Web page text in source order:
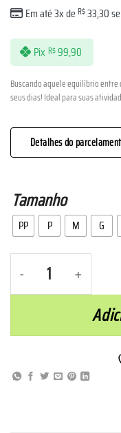
Em até 3x de R$33,30
Pix R$99,90
Buscando aquele equilíbrio
seus dias! Ideal para suas
Detalhes do
Tamanho
PP P M G